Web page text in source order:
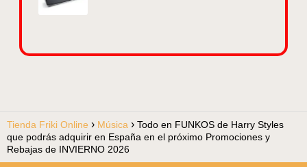
Tienda Friki Online Música
Todo en FUNKOS de Harry Styles
que podrás adquirir en España en el próximo Promociones y
Rebajas de INVIERNO 2026